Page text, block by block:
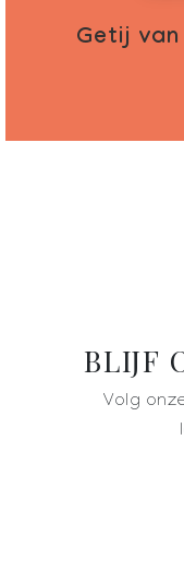
Getij van
BLIJF
Volg